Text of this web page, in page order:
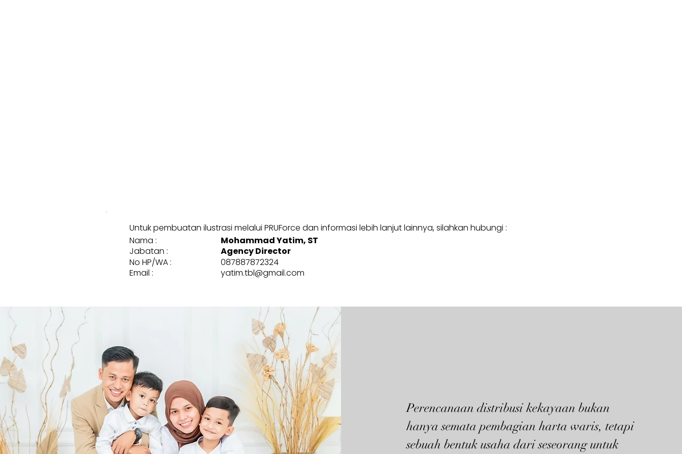
Untuk pembuatan ilustrasi melalui PRUForce dan informasi lebih lanjut lainnya, silahkan hubungi :
Nama :
Mohammad Yatim, ST
Jabatan :
Agency Director
No HP/WA :
087887872324
Email :
yatim.tbl@gmail.com
Perencanaan distribusi kekayaan bukan
hanya semata pembagian harta waris, tetapi
sebuah bentuk usaha dari seseorang untuk